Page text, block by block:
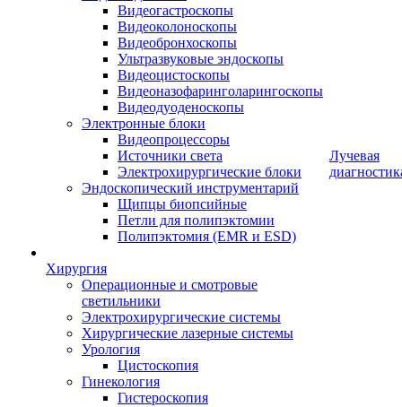
Видеогастроскопы
Видеоколоноскопы
Видеобронхоскопы
Ультразвуковые эндоскопы
Видеоцистоскопы
Видеоназофаринголарингоскопы
Видеодуоденоскопы
Электронные блоки
Видеопроцессоры
Источники света
Электрохирургические блоки
Эндоскопический инструментарий
Щипцы биопсийные
Петли для полипэктомии
Полипэктомия (EMR и ESD)
Хирургия
Операционные и смотровые
светильники
Электрохирургические системы
Хирургические лазерные системы
Урология
Цистоскопия
Гинекология
Гистероскопия
Лучевая